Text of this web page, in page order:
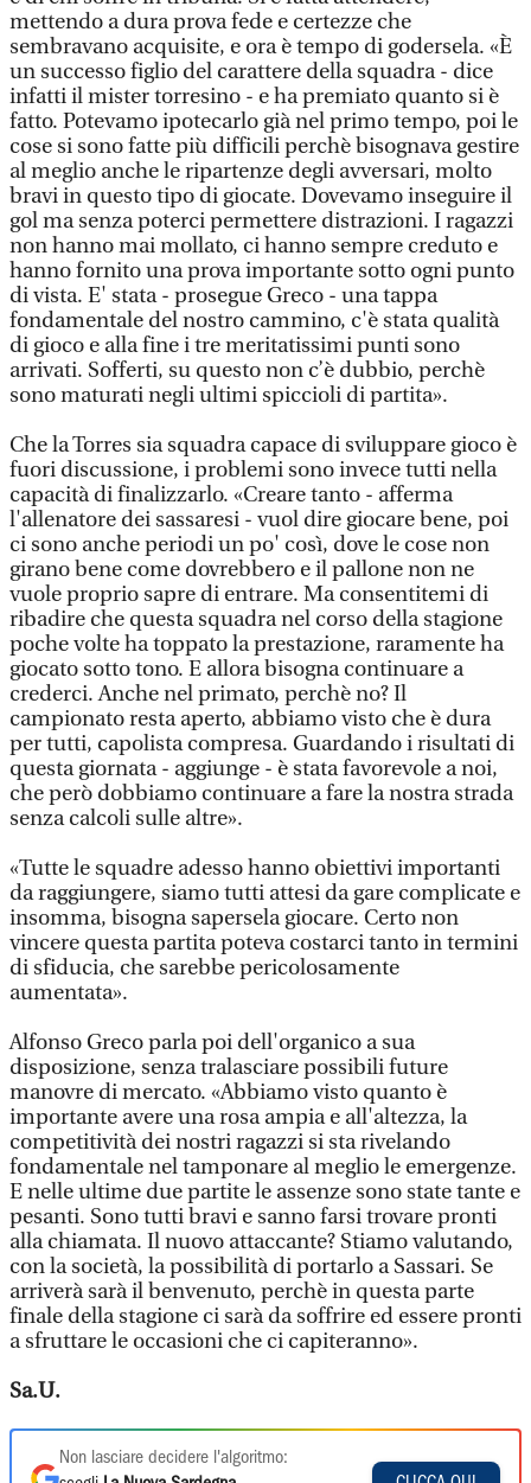
mettendo a dura prova fede e certezze che
sembravano acquisite, e ora è tempo di godersela. «È
un successo figlio del carattere della squadra - dice
infatti il mister torresino - e ha premiato quanto si è
fatto. Potevamo ipotecarlo già nel primo tempo, poi le
cose si sono fatte più difficili perchè bisognava gestire
al meglio anche le ripartenze degli avversari, molto
bravi in questo tipo di giocate. Dovevamo inseguire il
gol ma senza poterci permettere distrazioni. I ragazzi
non hanno mai mollato, ci hanno sempre creduto e
hanno fornito una prova importante sotto ogni punto
di vista. E' stata - prosegue Greco - una tappa
fondamentale del nostro cammino, c'è stata qualità
di gioco e alla fine i tre meritatissimi punti sono
arrivati. Sofferti, su questo non c’è dubbio, perchè
sono maturati negli ultimi spiccioli di partita».
Che la Torres sia squadra capace di sviluppare gioco è
fuori discussione, i problemi sono invece tutti nella
capacità di finalizzarlo. «Creare tanto - afferma
l'allenatore dei sassaresi - vuol dire giocare bene, poi
ci sono anche periodi un po' così, dove le cose non
girano bene come dovrebbero e il pallone non ne
vuole proprio sapre di entrare. Ma consentitemi di
ribadire che questa squadra nel corso della stagione
poche volte ha toppato la prestazione, raramente ha
giocato sotto tono. E allora bisogna continuare a
crederci. Anche nel primato, perchè no? Il
campionato resta aperto, abbiamo visto che è dura
per tutti, capolista compresa. Guardando i risultati di
questa giornata - aggiunge - è stata favorevole a noi,
che però dobbiamo continuare a fare la nostra strada
senza calcoli sulle altre».
«Tutte le squadre adesso hanno obiettivi importanti
da raggiungere, siamo tutti attesi da gare complicate e
insomma, bisogna sapersela giocare. Certo non
vincere questa partita poteva costarci tanto in termini
di sfiducia, che sarebbe pericolosamente
aumentata».
Alfonso Greco parla poi dell'organico a sua
disposizione, senza tralasciare possibili future
manovre di mercato. «Abbiamo visto quanto è
importante avere una rosa ampia e all'altezza, la
competitività dei nostri ragazzi si sta rivelando
fondamentale nel tamponare al meglio le emergenze.
E nelle ultime due partite le assenze sono state tante e
pesanti. Sono tutti bravi e sanno farsi trovare pronti
alla chiamata. Il nuovo attaccante? Stiamo valutando,
con la società, la possibilità di portarlo a Sassari. Se
arriverà sarà il benvenuto, perchè in questa parte
finale della stagione ci sarà da soffrire ed essere pronti
a sfruttare le occasioni che ci capiteranno».
Sa.U.
Non lasciare decidere l'algoritmo: